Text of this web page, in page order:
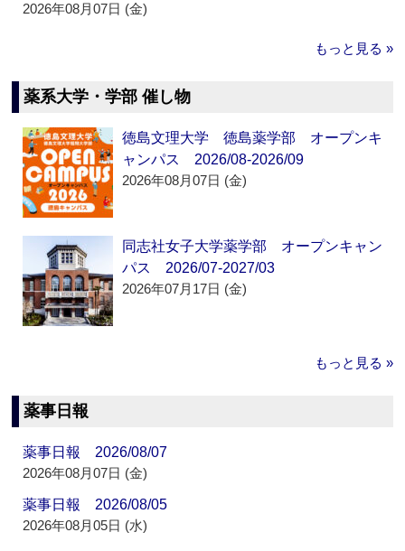
2026年08月07日 (金)
もっと見る »
薬系大学・学部 催し物
徳島文理大学 徳島薬学部 オープンキ
ャンパス 2026/08-2026/09
2026年08月07日 (金)
同志社女子大学薬学部 オープンキャン
パス 2026/07-2027/03
2026年07月17日 (金)
もっと見る »
薬事日報
薬事日報 2026/08/07
2026年08月07日 (金)
薬事日報 2026/08/05
2026年08月05日 (水)